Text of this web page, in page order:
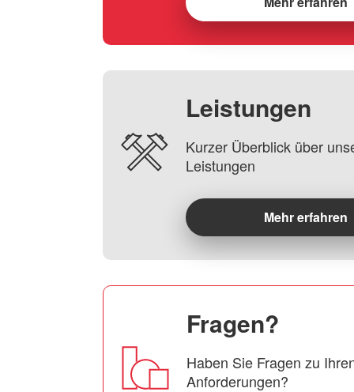
Leistungen
Kurzer Überblick über
Leistungen
Mehr erfahren
Fragen?
Haben Sie Fragen zu
Anforderungen?